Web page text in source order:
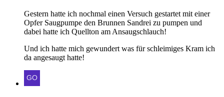
Gestern hatte ich nochmal einen Versuch gestartet mit einer
Opfer Saugpumpe den Brunnen Sandrei zu pumpen und
dabei hatte ich Quellton am Ansaugschlauch!
Und ich hatte mich gewundert was für schleimiges Kram ich
da angesaugt hatte!